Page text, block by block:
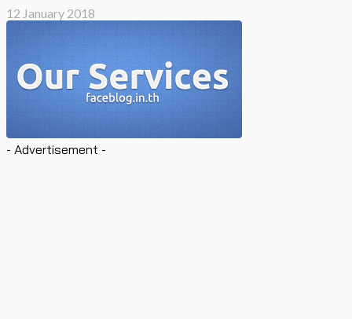
12 January 2018
- Advertisement -